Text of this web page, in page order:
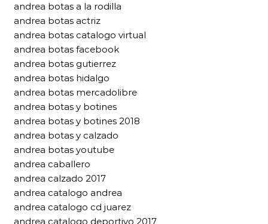
andrea botas a la rodilla
andrea botas actriz
andrea botas catalogo virtual
andrea botas facebook
andrea botas gutierrez
andrea botas hidalgo
andrea botas mercadolibre
andrea botas y botines
andrea botas y botines 2018
andrea botas y calzado
andrea botas youtube
andrea caballero
andrea calzado 2017
andrea catalogo andrea
andrea catalogo cd juarez
andrea catalogo deportivo 2017